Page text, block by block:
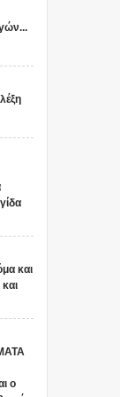
και
ο